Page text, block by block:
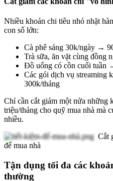
Nhiều khoản chi tiêu nhỏ nhặt
con số lớn:
Cà phê sáng 30k/ngày →
Trà sữa, ăn vặt cùng đồng
Đồ uống có cồn cuối tuần
Các gói dịch vụ streaming
300k/tháng
Chỉ cần cắt giảm một nửa những
triệu/tháng cho quỹ mua nhà mà
nhiều.
Cắt
để mua nhà
Tận dụng tối đa các
thường